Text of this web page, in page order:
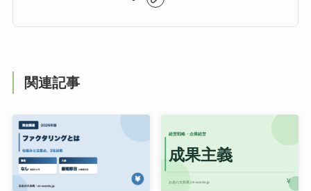
関連記事